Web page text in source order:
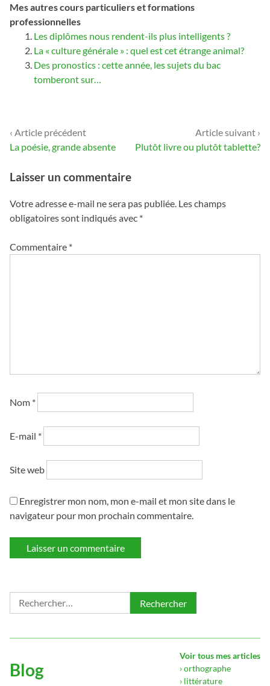
Mes autres cours particuliers et formations
professionnelles
Les diplômes nous rendent-ils plus intelligents ?
La « culture générale » : quel est cet étrange animal?
Des pronostics : cette année, les sujets du bac
tomberont sur…
Navigation
l’article
‹ Article précédent
La poésie, grande absente
Article suivant ›
Plutôt livre ou plutôt tablette?
Laisser un commentaire
Votre adresse e-mail ne sera pas publiée. Les champs
obligatoires sont indiqués avec *
Commentaire *
Nom *
E-mail *
Site web
Enregistrer mon nom, mon e-mail et mon site dans le
navigateur pour mon prochain commentaire.
Rechercher :
Blog
Voir tous mes articles
› orthographe
› littérature